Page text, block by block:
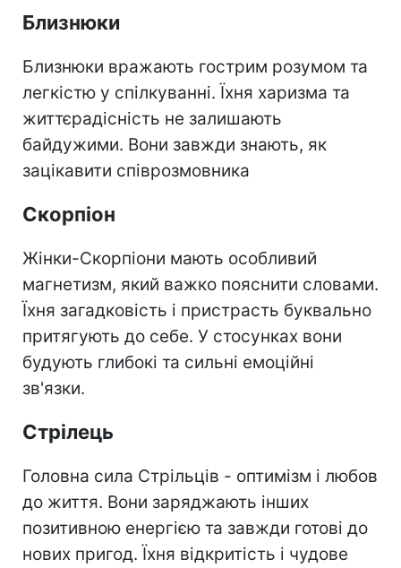
Близнюки
Близнюки вражають гострим розумом та
легкістю у спілкуванні. Їхня харизма та
життєрадісність не залишають
байдужими. Вони завжди знають, як
зацікавити співрозмовника
Скорпіон
Жінки-Скорпіони мають особливий
магнетизм, який важко пояснити словами.
Їхня загадковість і пристрасть буквально
притягують до себе. У стосунках вони
будують глибокі та сильні емоційні
зв'язки.
Стрілець
Головна сила Стрільців - оптимізм і любов
до життя. Вони заряджають інших
позитивною енергією та завжди готові до
нових пригод. Їхня відкритість і чудове